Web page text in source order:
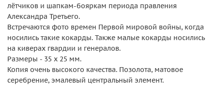
лётчиков и шапкам-бояркам периода правления
Александра Третьего.
Встречаются фото времен Первой мировой войны, когда
носились такие кокарды. Также малые кокарды носились
на киверах гвардии и генералов.
Размеры - 35 х 25 мм.
Копия очень высокого качества. Позолота, матовое
серебрение, эмалевый центральный элемент.